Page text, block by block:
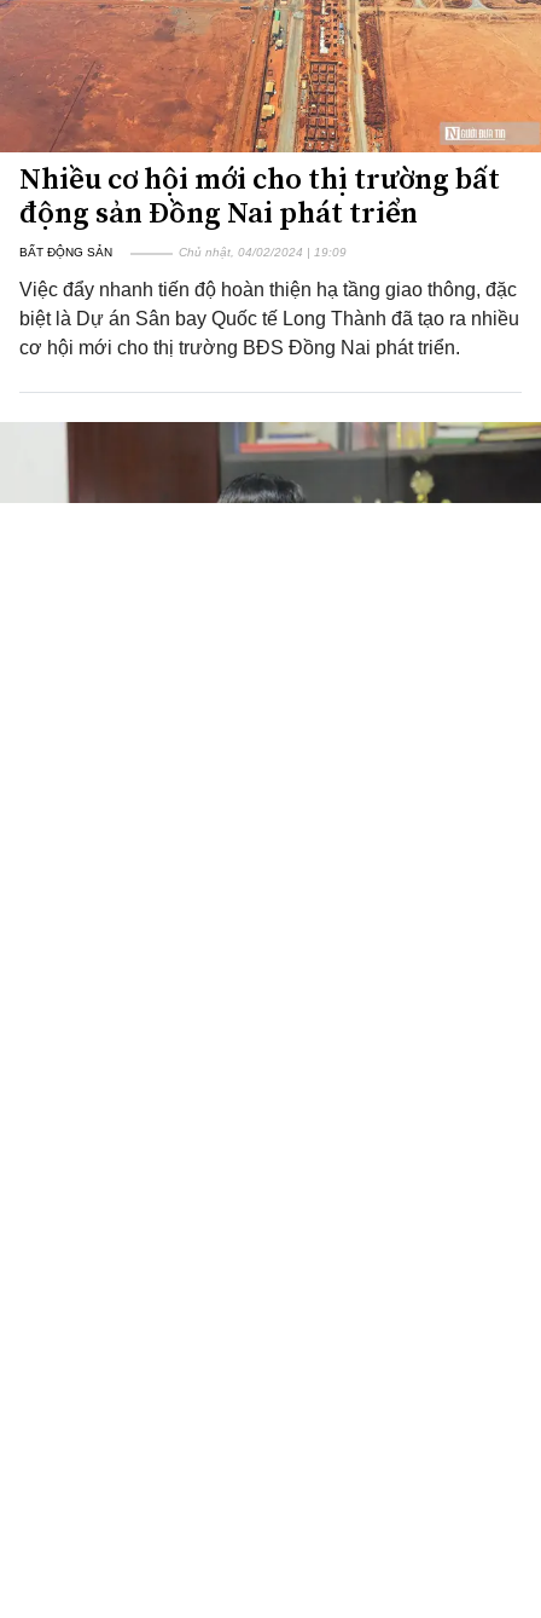
Nhiều cơ hội mới cho thị trường bất
động sản Đồng Nai phát triển
BẤT ĐỘNG SẢN Chủ nhật, 04/02/2024 | 19:09
Việc đẩy nhanh tiến độ hoàn thiện hạ tầng giao thông, đặc
biệt là Dự án Sân bay Quốc tế Long Thành đã tạo ra nhiều
cơ hội mới cho thị trường BĐS Đồng Nai phát triển.